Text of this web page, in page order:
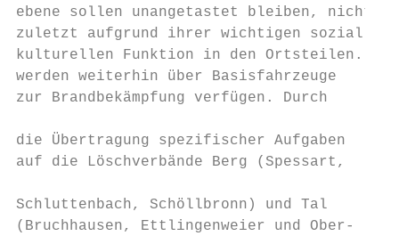
ebene sollen unangetastet bleiben, nicht
zuletzt aufgrund ihrer wichtigen
kulturellen Funktion in den Ortsteilen.
werden weiterhin über Basisfahrzeuge
zur Brandbekämpfung verfügen.
die Übertragung spezifischer Aufgaben
auf die Löschverbände Berg
Schluttenbach, Schöllbronn) und Tal
(Bruchhausen, Ettlingenweier und Ober-